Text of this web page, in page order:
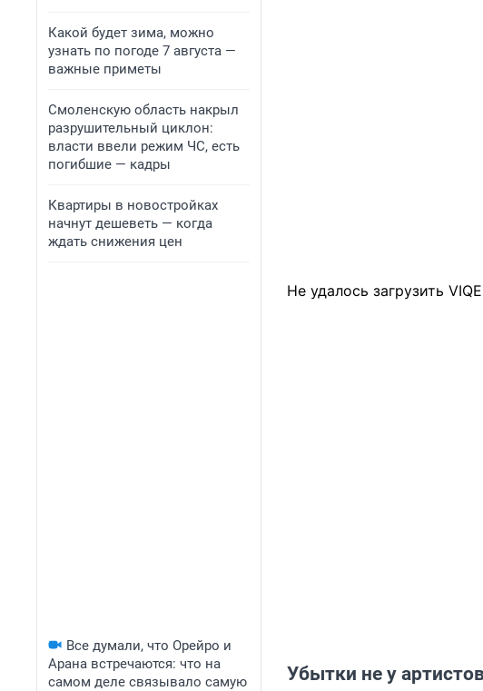
Какой будет зима, можно
узнать по погоде 7 августа —
важные приметы
Смоленскую область накрыл
разрушительный циклон:
власти ввели режим ЧС, есть
погибшие — кадры
Квартиры в новостройках
начнут дешеветь — когда
ждать снижения цен
Все думали, что Орейро и
Арана встречаются: что на
самом деле связывало самую
Не удалось загрузить
Убытки не у